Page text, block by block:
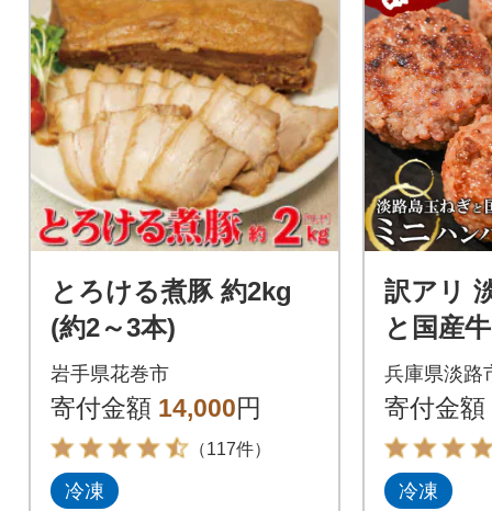
とろける煮豚 約2kg
(約2～3本)
岩手県花巻市
寄付金額 14,000円
（117件）
冷凍
訳アリ
と国産
バーグ
個
兵庫県淡路
寄付金額
冷凍